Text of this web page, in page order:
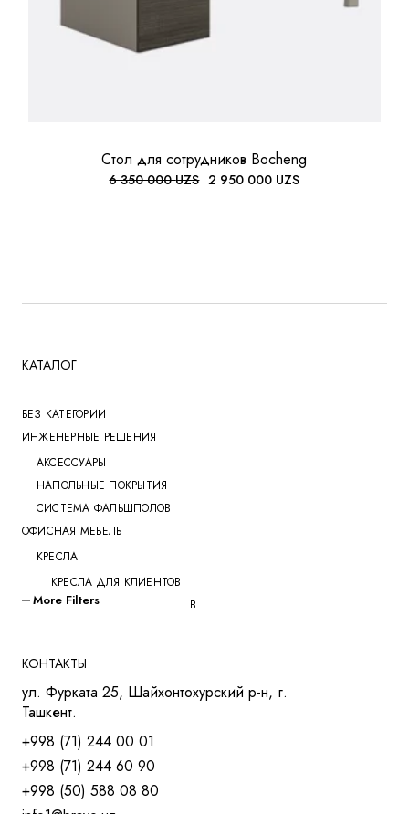
Стол для сотрудников Bocheng
6 350 000UZS ПЕРВОНАЧАЛЬНАЯ
2 950 000 UZS
ТЕКУЩАЯ
КАТАЛОГ
БЕЗ КАТЕГОРИИ
ИНЖЕНЕРНЫЕ РЕШЕНИЯ
АКСЕССУАРЫ
НАПОЛЬНЫЕ ПОКРЫТИЯ
СИСТЕМА ФАЛЬШПОЛОВ
ОФИСНАЯ МЕБЕЛЬ
КРЕСЛА
КРЕСЛА ДЛЯ КЛИЕНТОВ
КРЕСЛА ДЛЯ ПЕРЕГОВОРОВ
КРЕСЛА ДЛЯ ТРЕНИНГОВ
МЯГКАЯ МЕБЕЛЬ
СТОЛЫ
СТОЛ ДЛЯ РУКОВОДИТЕЛЯ
СТОЛЫ OPEN-SPACE
СТОЛЫ ДЛЯ МЕНЕДЖЕРОВ
More Filters
КОНТАКТЫ
ул. Фурката 25, Шайхонтохурский р-н, г.
Ташкент.
+998 (71) 244 00 01
+998 (71) 244 60 90
+998 (50) 588 08 80